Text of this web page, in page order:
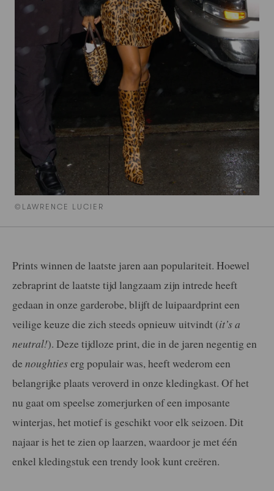
©LAWRENCE LUCIER
Prints winnen de laatste jaren aan populariteit. Hoewel
zebraprint de laatste tijd langzaam zijn intrede heeft
gedaan in onze garderobe, blijft de luipaardprint een
veilige keuze die zich steeds opnieuw uitvindt (it’s a
neutral!). Deze tijdloze print, die in de jaren negentig en
de noughtieserg populair was, heeft wederom een
belangrijke plaats veroverd in onze kledingkast. Of het
nu gaat om speelse zomerjurken of een imposante
winterjas, het motief is geschikt voor elk seizoen. Dit
najaar is het te zien op laarzen, waardoor je met één
enkel kledingstuk een trendy look kunt creëren.